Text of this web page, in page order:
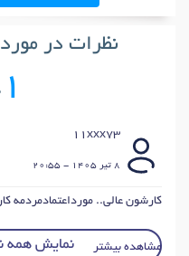
نظرات در
1
11xxx73
8 تير 1405 - 20:55
کارشون عالی.. مورداعتمادمردمه
مشاهده بیشتر نمایش همه نظرات